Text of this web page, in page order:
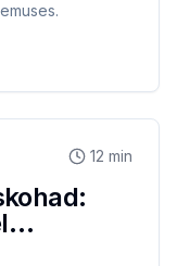
12 min